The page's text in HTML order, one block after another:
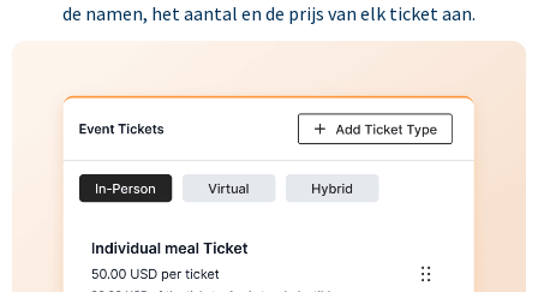
de namen, het aantal en de prijs van elk ticket aan.